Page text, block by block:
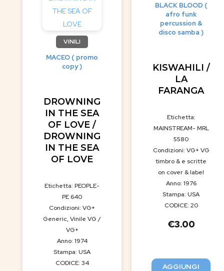
VINILI
MACEO ( promo
copy )
DROWNING
IN THE SEA
OF LOVE /
DROWNING
IN THE SEA
OF LOVE
Etichetta: PEOPLE-
PE 640
Condizioni: VG+
Generic, Vinile VG /
VG+
Anno: 1974
Stampa: USA
CODICE: 34
BLACK BLOOD (
afro funk
percussion &
disco samba )
KISWAHILI /
LA
FARANGA
Etichetta:
MAINSTREAM- MRL
5580
Condizioni: VG+ VG
timbro & e scritte
on cover & label
Anno: 1976
Stampa: USA
CODICE: 20
€3.00
AGGIUNGI